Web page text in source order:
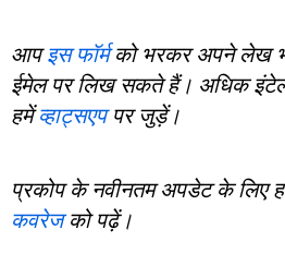
आपइस फॉर्मको भरकर अपने लेख
ईमेल पर लिख सकते हैं। अधिक
हमेंव्हाट्सएपपर जुड़ें।
प्रकोप के नवीनतम अपडेट के लिए
कवरेजको पढ़ें।